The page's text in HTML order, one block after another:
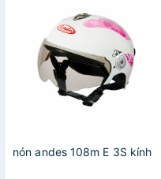
nón andes 108m E 3S kính